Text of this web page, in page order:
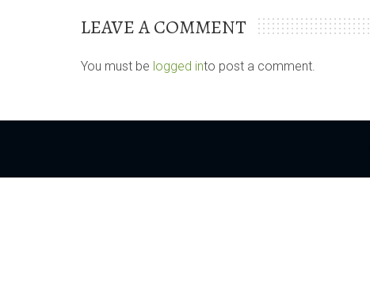
LEAVE A COMMENT
You must be logged into post a comment.